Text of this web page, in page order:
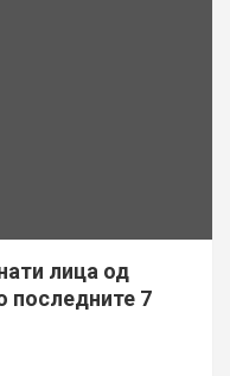
лица од
последните 7